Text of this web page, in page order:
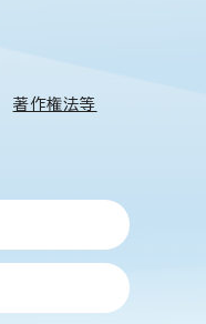
著作権法等